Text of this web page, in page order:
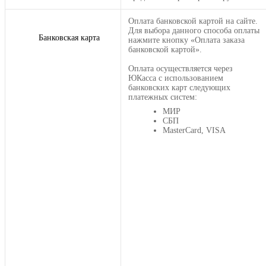
Банковская карта
Оплата банковской картой на сайте.
Для выбора данного способа оплаты
нажмите кнопку «Оплата заказа
банковской картой».
Оплата осуществляется через
ЮКасса с использованием
банковских карт следующих
платежных систем:
МИР
СБП
MasterCard, VISA